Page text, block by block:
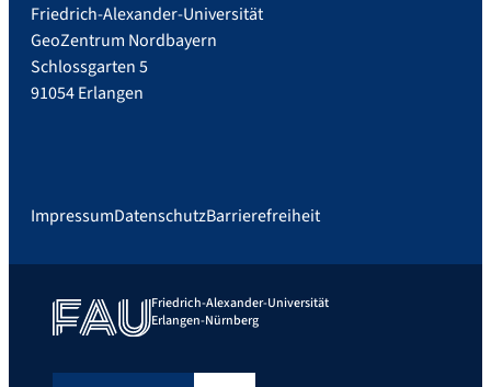
Friedrich-Alexander-Universität
GeoZentrum Nordbayern
Schlossgarten 5
91054 Erlangen
ImpressumDatenschutzBarrierefreiheit
Friedrich-Alexander-Universität
Erlangen-Nürnberg